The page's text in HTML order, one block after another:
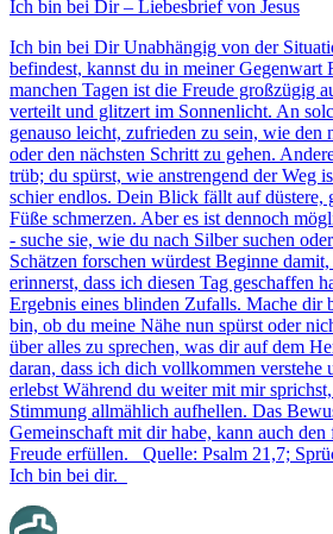
Ich bin bei Dir – Liebesbrief von Jesus
Ich bin bei Dir Unabhängig von der
befindest, kannst du in meiner Gegenwart
manchen Tagen ist die Freude großzügig
verteilt und glitzert im Sonnenlicht. An
genauso leicht, zufrieden zu sein, wie den
oder den nächsten Schritt zu gehen.
trüb; du spürst, wie anstrengend der Weg
schier endlos. Dein Blick fällt auf düstere,
Füße schmerzen. Aber es ist dennoch
- suche sie, wie du nach Silber suchen
Schätzen forschen würdest Beginne
erinnerst, dass ich diesen Tag geschaffen
Ergebnis eines blinden Zufalls. Mache dir
bin, ob du meine Nähe nun spürst oder
über alles zu sprechen, was dir auf dem
daran, dass ich dich vollkommen verstehe
erlebst Während du weiter mit mir
Stimmung allmählich aufhellen. Das
Gemeinschaft mit dir habe, kann auch den
Freude erfüllen. Quelle: Psalm 21,7;
Ich bin bei dir.